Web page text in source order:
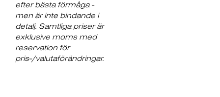
efter bästa förmåga -
men är inte bindande i
detalj. Samtliga priser är
exklusive moms med
reservation för
pris-/valutaförändringar.